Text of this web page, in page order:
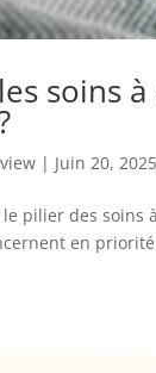
soins
| Juin 20, 2025
pilier des soins
en